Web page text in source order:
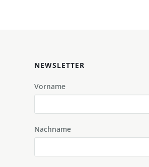
NEWSLETTER
Vorname
Nachname